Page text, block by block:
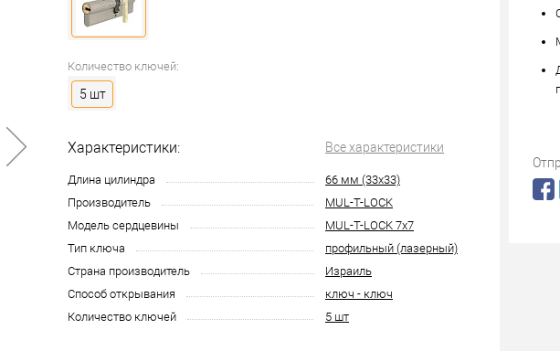
Количество ключей:
5 шт
Характеристики: Все характеристики
Длина цилиндра
66 мм (33x33)
Производитель
MUL-T-LOCK
Модель сердцевины
MUL-T-LOCK 7x7
Тип ключа
профильный (лазерный)
Страна производитель
Израиль
Способ открывания
ключ - ключ
Количество ключей
5 шт